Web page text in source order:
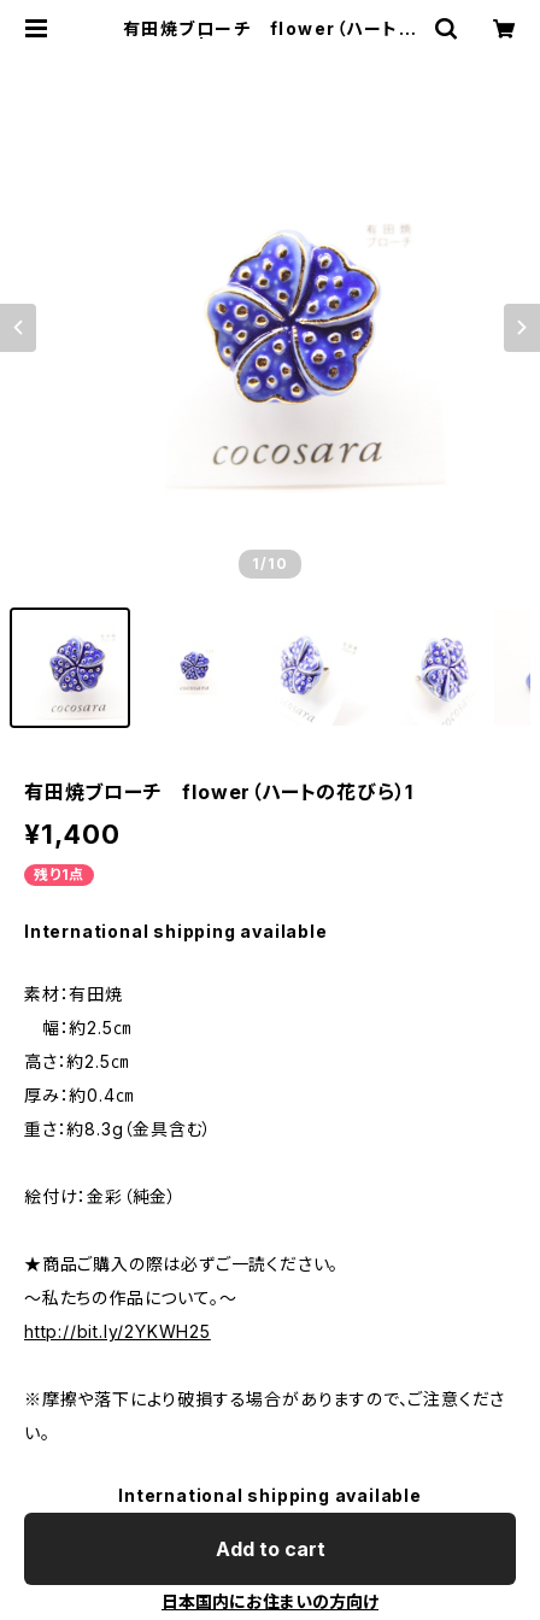
有田焼ブローチ flower（ハートの
1 /10
有田焼ブローチ flower（ハートの花びら）1
¥1,400
残り1点
International shipping available
素材：有田焼
幅：約2.5㎝
高さ：約2.5㎝
厚み：約0.4㎝
重さ：約8.3g（金具含む）
絵付け：金彩（純金）
★商品ご購入の際は必ずご一読ください。
～私たちの作品について。～
http://bit.ly/2YKWH25
※摩擦や落下により破損する場合がありますので、ご注意くださ
い。
International shipping available
Add to cart
日本国内にお住まいの方向け